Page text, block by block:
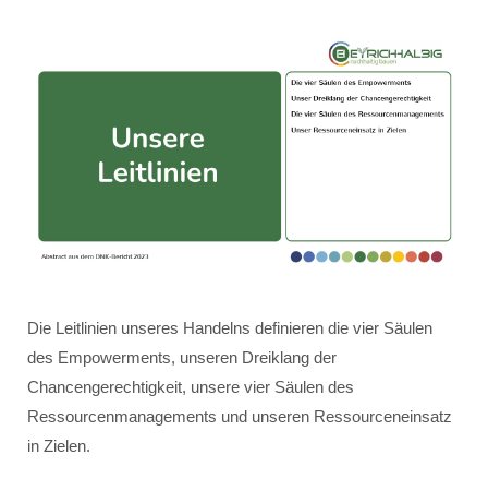
Die Leitlinien unseres Handelns definieren die vier Säulen
des Empowerments, unseren Dreiklang der
Chancengerechtigkeit, unsere vier Säulen des
Ressourcenmanagements und unseren Ressourceneinsatz
in Zielen.